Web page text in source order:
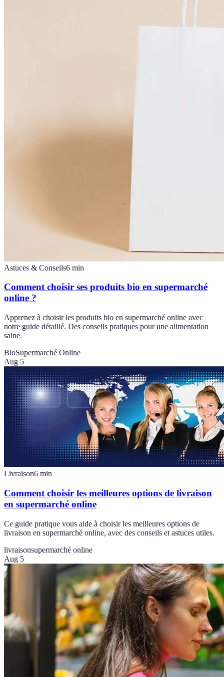
Astuces & Conseils6 min
Comment choisir ses produits bio en supermarché
online ?
Apprenez à choisir les produits bio en supermarché online avec
notre guide détaillé. Des conseils pratiques pour une alimentation
saine.
BioSupermarché Online
Aug 5
Livraison6 min
Comment choisir les meilleures options de livraison
en supermarché online
Ce guide pratique vous aide à choisir les meilleures options de
livraison en supermarché online, avec des conseils et astuces utiles.
livraisonsupermarché online
Aug 5